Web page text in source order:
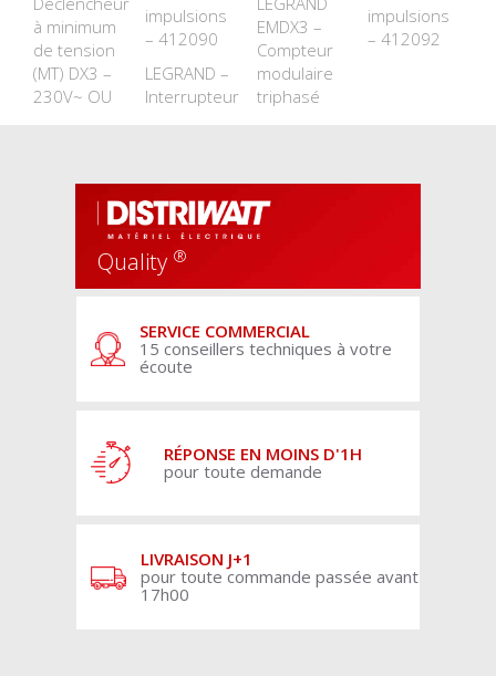
à minimum
de tension
(MT) DX3 –
230V~ OU
impulsions
– 412090
LEGRAND –
Interrupteur
EMDX3 –
Compteur
modulaire
triphasé
impulsions
– 412092
Quality ®
SERVICE COMMERCIAL
15 conseillers techniques à votre
écoute
RÉPONSE EN MOINS D'1H
pour toute demande
LIVRAISON J+1
pour toute commande passée avant
17h00